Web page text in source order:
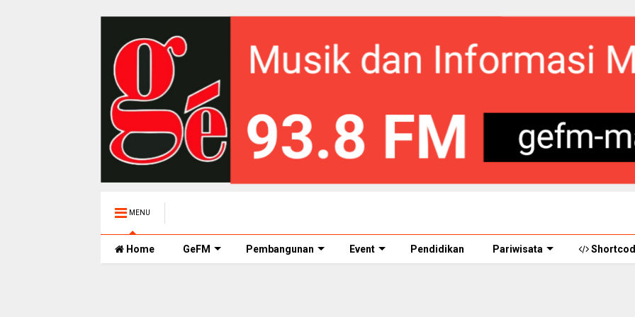
MENU
Home GeFM Pembangunan Event Pendidikan Pariwisata